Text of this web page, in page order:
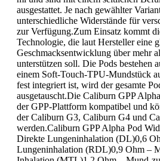
ausgestattet. Je nach gewählter
unterschiedliche Widerstände für
zur Verfügung.Zum Einsatz kommt
Technologie, die laut Hersteller eine
Geschmacksentwicklung über mehr
unterstützen soll. Die Pods bestehen
einem Soft-Touch-TPU-Mundstück
fest integriert ist, wird der gesamte
ausgetauscht.Die Caliburn GPP
der GPP-Plattform kompatibel und
der Caliburn G3, Caliburn G4 und
werden.Caliburn GPP Alpha Pod
Direkte Lungeninhalation (DL)0,6
Lungeninhalation (RDL)0,9 Ohm –